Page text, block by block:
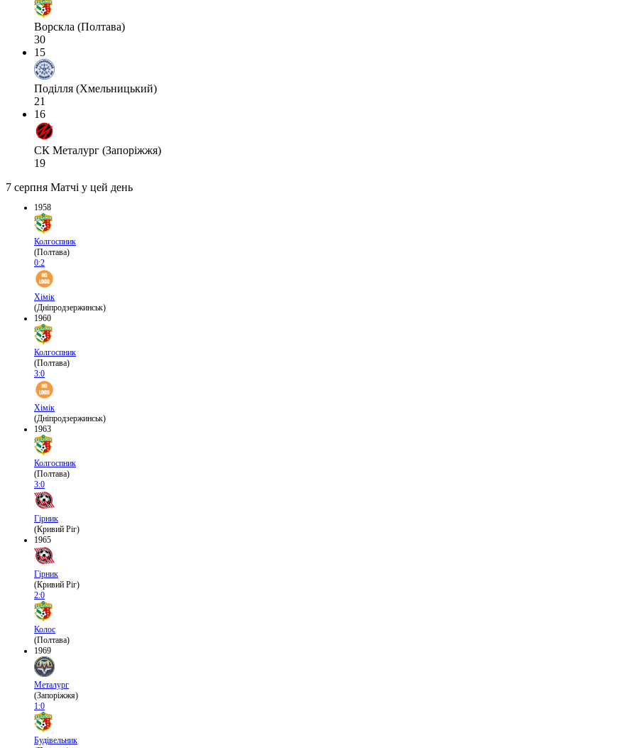
Ворскла (Полтава)
30
15
Поділля (Хмельницький)
21
16
СК Металург (Запоріжжя)
19
7 серпня Матчі у цей день
1958
Колгоспник
(Полтава)
0:2
Хімік
(Дніпродзержинськ)
1960
Колгоспник
(Полтава)
3:0
Хімік
(Дніпродзержинськ)
1963
Колгоспник
(Полтава)
3:0
Гірник
(Кривий Ріг)
1965
Гірник
(Кривий Ріг)
2:0
Колос
(Полтава)
1969
Металург
(Запоріжжя)
1:0
Будівельник